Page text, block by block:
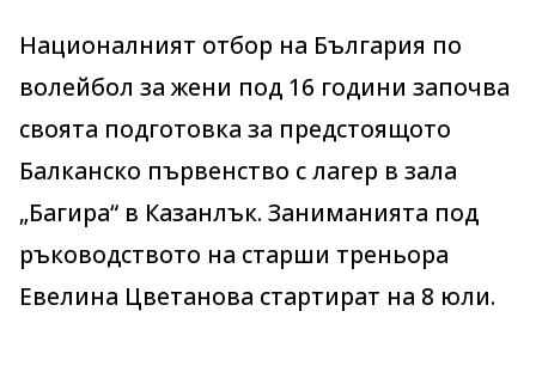
Националният отбор на България по
волейбол за жени под 16 години започва
своята подготовка за предстоящото
Балканско първенство с лагер в зала
„Багира“ в Казанлък. Заниманията под
ръководството на старши треньора
Евелина Цветанова стартират на 8 юли.